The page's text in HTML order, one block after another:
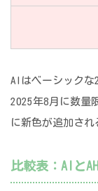
AIはベーシックな
2025年8月に数量
に新色が追加され
比較表：AIと